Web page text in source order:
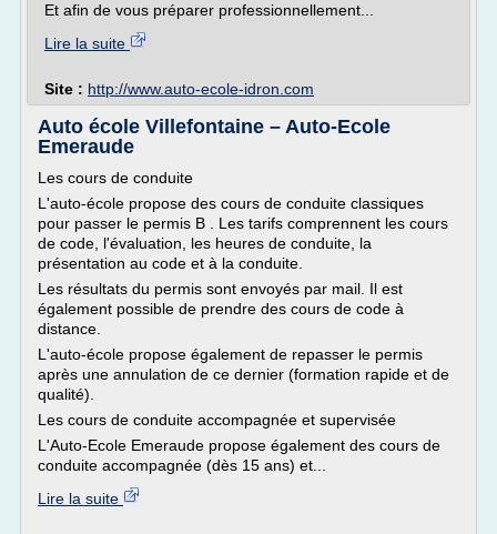
Et afin de vous préparer professionnellement...
Lire la suite
Site : http://www.auto-ecole-idron.com
Auto école Villefontaine – Auto-Ecole
Emeraude
Les cours de conduite
L'auto-école propose des cours de conduite classiques
pour passer le permis B . Les tarifs comprennent les cours
de code, l'évaluation, les heures de conduite, la
présentation au code et à la conduite.
Les résultats du permis sont envoyés par mail. Il est
également possible de prendre des cours de code à
distance.
L'auto-école propose également de repasser le permis
après une annulation de ce dernier (formation rapide et de
qualité).
Les cours de conduite accompagnée et supervisée
L'Auto-Ecole Emeraude propose également des cours de
conduite accompagnée (dès 15 ans) et...
Lire la suite